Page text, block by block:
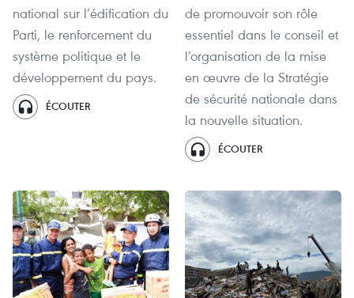
national sur l’édification du
Parti, le renforcement du
système politique et le
développement du pays.
ÉCOUTER
de promouvoir son rôle
essentiel dans le conseil et
l’organisation de la mise
en œuvre de la Stratégie
de sécurité nationale dans
la nouvelle situation.
ÉCOUTER